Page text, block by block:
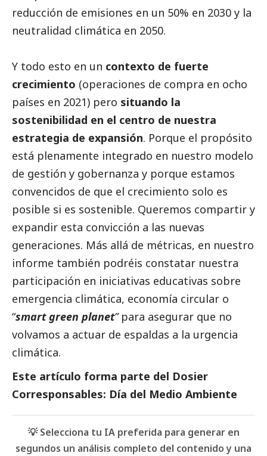
reducción de emisiones en un 50% en 2030 y la
neutralidad climática en 2050.
Y todo esto en un contexto de fuerte
crecimiento (operaciones de compra en ocho
países en 2021) pero situando la
sostenibilidad en el centro de nuestra
estrategia de expansión. Porque el propósito
está plenamente integrado en nuestro modelo
de gestión y gobernanza y porque estamos
convencidos de que el crecimiento solo es
posible si es sostenible. Queremos compartir y
expandir esta convicción a las nuevas
generaciones. Más allá de métricas, en nuestro
informe también podréis constatar nuestra
participación en iniciativas educativas sobre
emergencia climática, economía circular o
“smart green planet”para asegurar que no
volvamos a actuar de espaldas a la urgencia
climática.
Este artículo forma parte del Dosier
Corresponsables: Día del Medio Ambiente
💡 Selecciona tu IA preferida para generar en
segundos un análisis completo del contenido y una